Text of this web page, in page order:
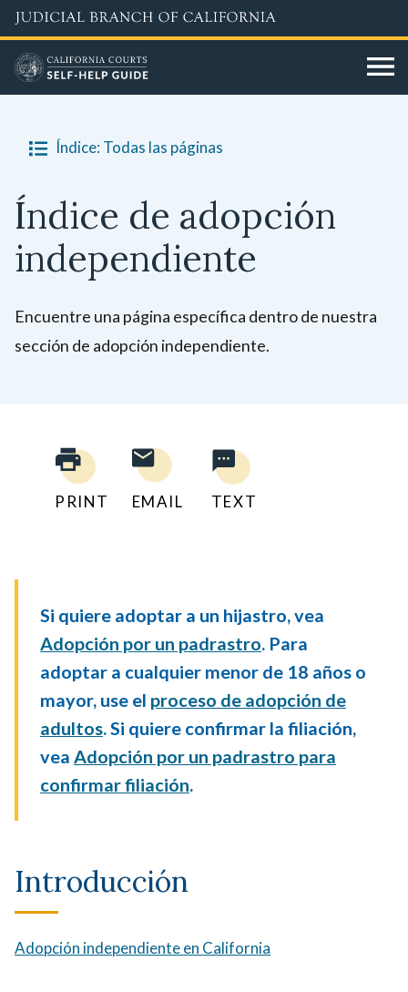
Skip
to
main
content
Índice: Todas las páginas
Índice de adopción
independiente
Encuentre una página específica dentro de nuestra
sección de adopción independiente.
PRINT EMAIL TEXT
Si quiere adoptar a un hijastro, vea
Adopción por un padrastro. Para
adoptar a cualquier menor de 18 años o
mayor, use el proceso de adopción de
adultos. Si quiere confirmar la filiación,
vea Adopción por un padrastro para
confirmar filiación.
Introducción
Adopción independiente en California